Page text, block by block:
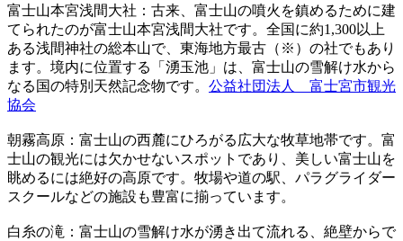
富士山本宮浅間大社：古来、富士山の噴火を鎮めるために建
てられたのが富士山本宮浅間大社です。全国に約1,300以上
ある浅間神社の総本山で、東海地方最古（※）の社でもあり
ます。境内に位置する「湧玉池」は、富士山の雪解け水から
なる国の特別天然記念物です。 公益社団法人 富士宮市観光
協会
朝霧高原：富士山の西麓にひろがる広大な牧草地帯です。富
士山の観光には欠かせないスポットであり、美しい富士山を
眺めるには絶好の高原です。牧場や道の駅、パラグライダー
スクールなどの施設も豊富に揃っています。
白糸の滝：富士山の雪解け水が湧き出て流れる、絶壁からで